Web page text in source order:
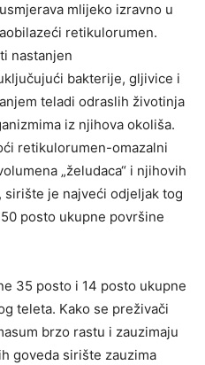
mlijeko izravno u
retikulorumen.
nastanjen
bakterije, gljivice i
teladi odraslih životinja
iz njihova okoliša.
retikulorumen-omazalni
„želudaca“ i njihovih
je najveći odjeljak tog
posto ukupne površine
35 posto i 14 posto ukupne
teleta. Kako se preživači
brzo rastu i zauzimaju
goveda sirište zauzima